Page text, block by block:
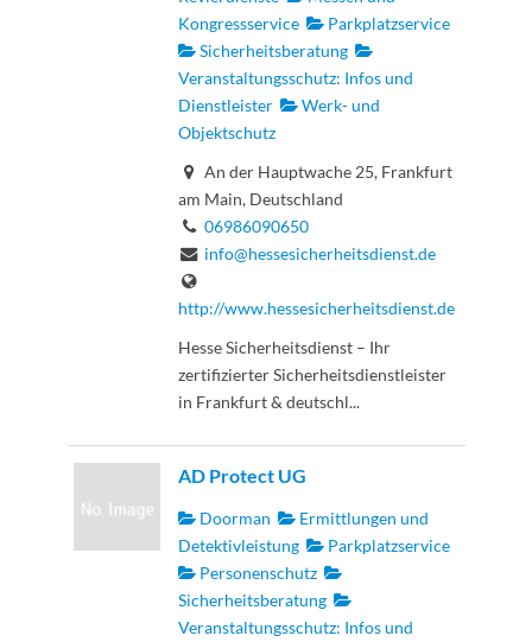
Kongressservice
Parkplatzservice
Sicherheitsberatung
Veranstaltungsschutz: Infos und
Dienstleister
Werk- und
Objektschutz
An der Hauptwache 25, Frankfurt
am Main, Deutschland
06986090650
info@hessesicherheitsdienst.de
http://www.hessesicherheitsdienst.de
Hesse Sicherheitsdienst – Ihr
zertifizierter Sicherheitsdienstleister
in Frankfurt & deutschl...
AD Protect UG
Doorman
Ermittlungen und
Detektivleistung
Parkplatzservice
Personenschutz
Sicherheitsberatung
Veranstaltungsschutz: Infos und